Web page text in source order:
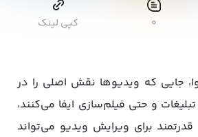
۰ کپی لینک
جایی که ویدیوها نقش اصلی را در
و حتی فیلم‌سازی ایفا می‌کنند،
برای ویرایش ویدیو می‌تواند